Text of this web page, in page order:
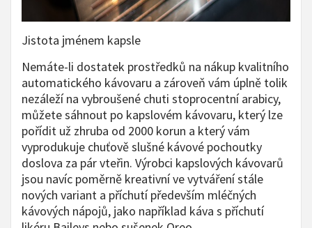
Jistota jménem kapsle
Nemáte-li dostatek prostředků na nákup kvalitního
automatického kávovaru a zároveň vám úplně tolik
nezáleží na vybroušené chuti stoprocentní arabicy,
můžete sáhnout po kapslovém kávovaru, který lze
pořídit už zhruba od 2000 korun a který vám
vyprodukuje chuťově slušné kávové pochoutky
doslova za pár vteřin. Výrobci kapslových kávovarů
jsou navíc poměrně kreativní ve vytváření stále
nových variant a příchutí především mléčných
kávových nápojů, jako například káva s příchutí